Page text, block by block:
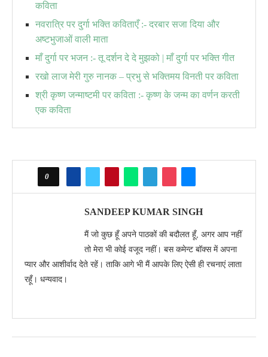
कविता
नवरात्रि पर दुर्गा भक्ति कविताएँ :- दरबार सजा दिया और
अष्टभुजाओं वाली माता
माँ दुर्गा पर भजन :- तू दर्शन दे दे मुझको | माँ दुर्गा पर भक्ति गीत
रखो लाज मेरी गुरु नानक – प्रभु से भक्तिमय विनती पर कविता
श्री कृष्ण जन्माष्टमी पर कविता :- कृष्ण के जन्म का वर्णन करती
एक कविता
0
SANDEEP KUMAR SINGH
मैं जो कुछ हूँ अपने पाठकों की बदौलत हूँ, अगर आप नहीं
तो मेरा भी कोई वजूद नहीं। बस कमेन्ट बॉक्स में अपना
प्यार और आशीर्वाद देते रहें। ताकि आगे भी मैं आपके लिए ऐसी ही रचनाएं लाता
रहूँ। धन्यवाद।